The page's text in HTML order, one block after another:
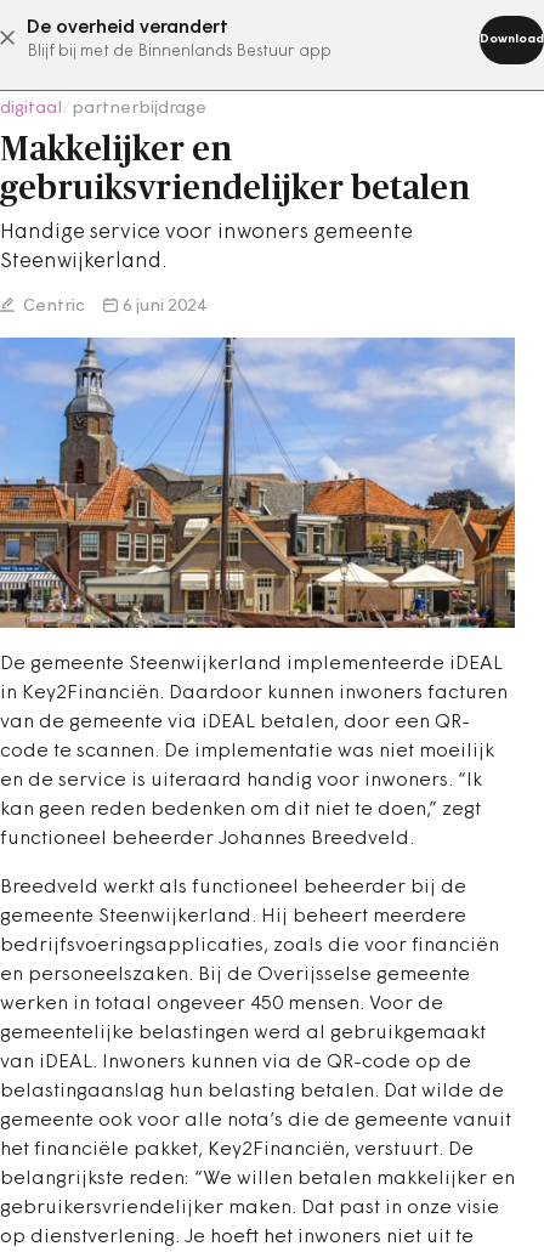
De overheid verandert
Blijf bij met de Binnenlands Bestuur app
Download
abonneer nu
digitaal partnerbijdrage
Makkelijker en
gebruiksvriendelijker betalen
Handige service voor inwoners gemeente
Steenwijkerland.
Centric 6 juni 2024
De gemeente Steenwijkerland implementeerde iDEAL
in Key2Financiën. Daardoor kunnen inwoners facturen
van de gemeente via iDEAL betalen, door een QR-
code te scannen. De implementatie was niet moeilijk
en de service is uiteraard handig voor inwoners. “Ik
kan geen reden bedenken om dit niet te doen,” zegt
functioneel beheerder Johannes Breedveld.
Breedveld werkt als functioneel beheerder bij de
gemeente Steenwijkerland. Hij beheert meerdere
bedrijfsvoeringsapplicaties, zoals die voor financiën
en personeelszaken. Bij de Overijsselse gemeente
werken in totaal ongeveer 450 mensen. Voor de
gemeentelijke belastingen werd al gebruikgemaakt
van iDEAL. Inwoners kunnen via de QR-code op de
belastingaanslag hun belasting betalen. Dat wilde de
gemeente ook voor alle nota’s die de gemeente vanuit
het financiële pakket, Key2Financiën, verstuurt. De
belangrijkste reden: “We willen betalen makkelijker en
gebruikersvriendelijker maken. Dat past in onze visie
op dienstverlening. Je hoeft het inwoners niet uit te